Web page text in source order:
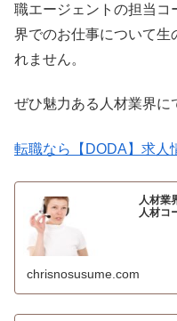
職エージェントの担当コ
界でのお仕事について生
れません。
ぜひ魅力ある人材業界に
転職なら【DODA】求人
人材業
人材コ
chrisnosusume.com